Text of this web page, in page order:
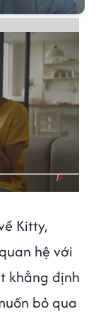
Kitty,
hệ với
khẳng định
bỏ qua